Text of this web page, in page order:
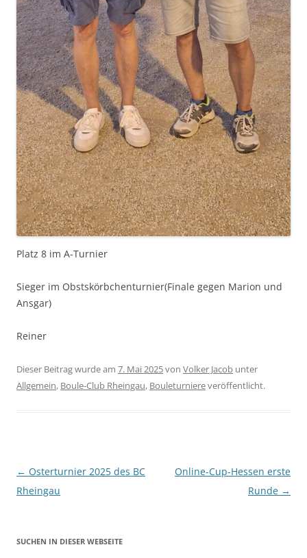
Platz 8 im A-Turnier
Sieger im Obstskörbchenturnier(Finale gegen Marion und
Ansgar)
Reiner
Dieser Beitrag wurde am 7. Mai 2025von Volker Jacob unter
Allgemein, Boule-Club Rheingau, Bouleturniereveröffentlicht.
Beitragsnavigation
← Osterturnier 2025 des BC
Rheingau
Online-Cup-Hessen erste
Runde →
SUCHEN IN DIESER WEBSEITE